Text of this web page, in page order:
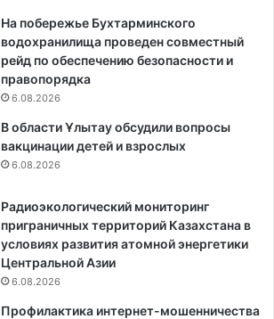
На побережье Бухтарминского
водохранилища проведен совместный
рейд по обеспечению безопасности и
правопорядка
6.08.2026
В области Ұлытау обсудили вопросы
вакцинации детей и взрослых
6.08.2026
Радиоэкологический мониторинг
приграничных территорий Казахстана в
условиях развития атомной энергетики
Центральной Азии
6.08.2026
Профилактика интернет-мошенничества